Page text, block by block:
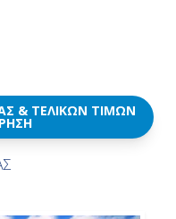
Ημέρα 8η
Πουέρτο Ρίκο
17:00
& ΤΕΛΙΚΏΝ ΤΙΜΏΝ